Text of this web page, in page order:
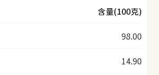
含量(100克)
98.00
14.90